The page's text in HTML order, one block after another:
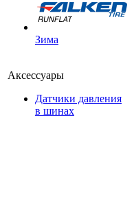
Зима
Аксессуары
Датчики давления
в шинах